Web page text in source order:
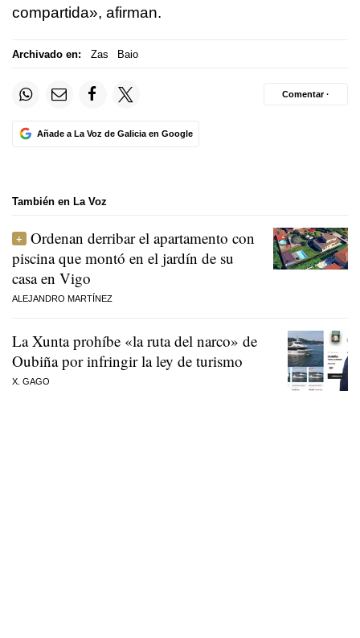
compartida», afirman.
Archivado en: Zas Baio
Añade a La Voz de Galicia en Google
Comentar ·
También en La Voz
Ordenan derribar el apartamento con
piscina que montó en el jardín de su
casa en Vigo
ALEJANDRO MARTÍNEZ
La Xunta prohíbe «la ruta del narco» de
Oubiña por infringir la ley de turismo
X. GAGO